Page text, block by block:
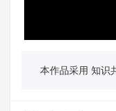
本作品采用 知识